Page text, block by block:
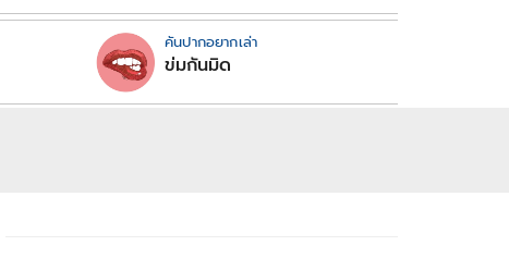
คันปากอยากเล่า
ข่มกันมิด